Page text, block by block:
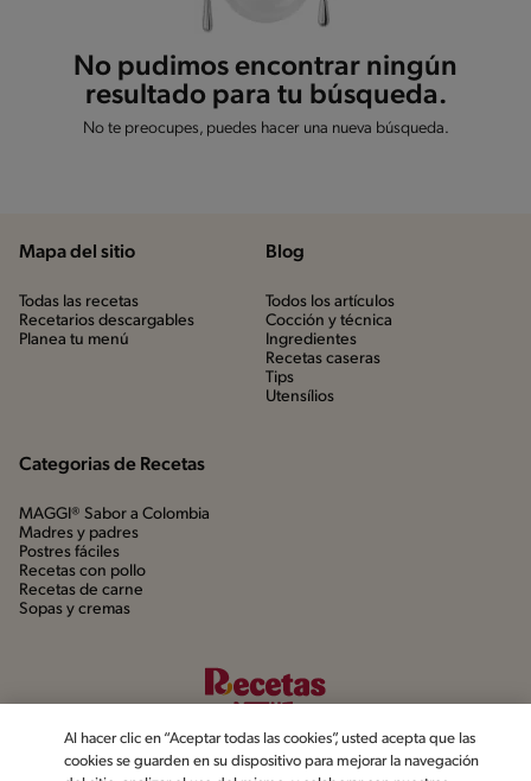
No pudimos encontrar ningún
resultado para tu búsqueda.
No te preocupes, puedes hacer una nueva búsqueda.
Mapa del sitio
Todas las recetas
Recetarios descargables
Planea tu menú
Blog
Todos los artículos
Cocción y técnica
Ingredientes
Recetas caseras
Tips
Utensílios
Categorias de Recetas
MAGGI® Sabor a Colombia
Madres y padres
Postres fáciles
Recetas con pollo
Recetas de carne
Sopas y cremas
Al hacer clic en “Aceptar todas las cookies”, usted acepta que las
cookies se guarden en su dispositivo para mejorar la navegación